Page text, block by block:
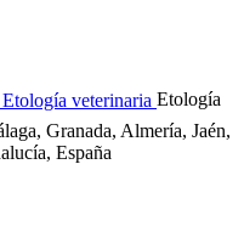
Etología
Granada, Almería, Jaén,
España